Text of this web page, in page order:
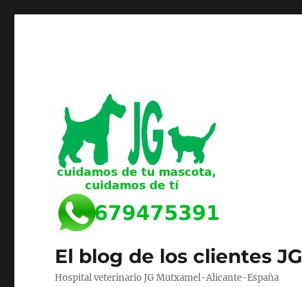
El blog de los clientes JG
Hospital veterinario JG Mutxamel-Alicante-España